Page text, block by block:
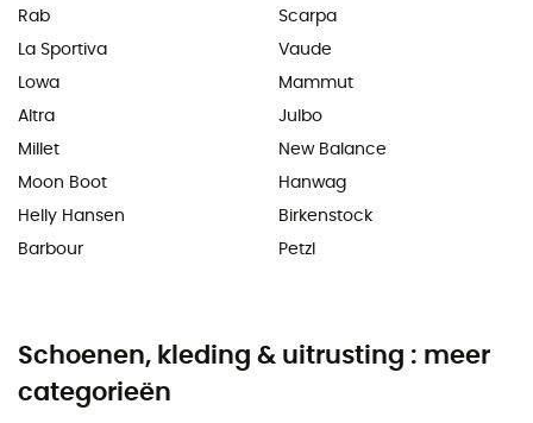
Rab
La Sportiva
Lowa
Altra
Millet
Moon Boot
Helly Hansen
Barbour
Scarpa
Vaude
Mammut
Julbo
New Balance
Hanwag
Birkenstock
Petzl
Schoenen, kleding & uitrusting : meer
categorieën